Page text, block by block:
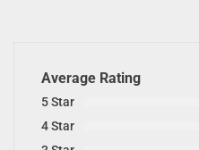
Average Rating
5 Star
4 Star